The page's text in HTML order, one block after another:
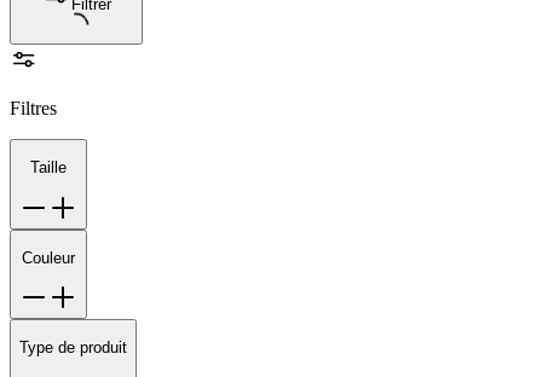
Filtrer
Filtres
Taille
Couleur
Type de produit